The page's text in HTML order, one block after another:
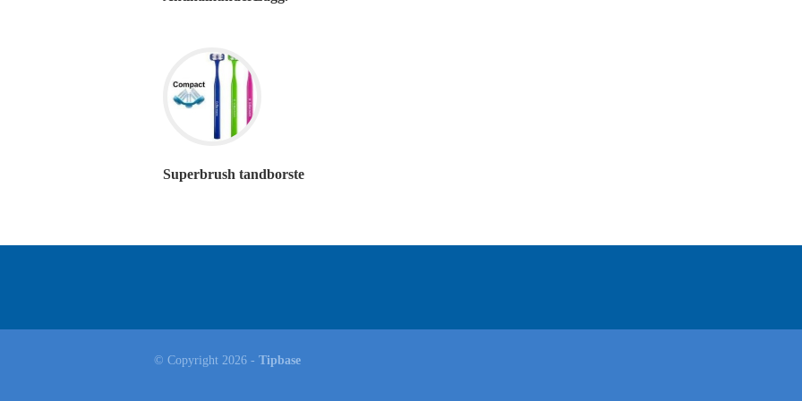
Superbrush tandborste
© Copyright 2026 - Tipbase